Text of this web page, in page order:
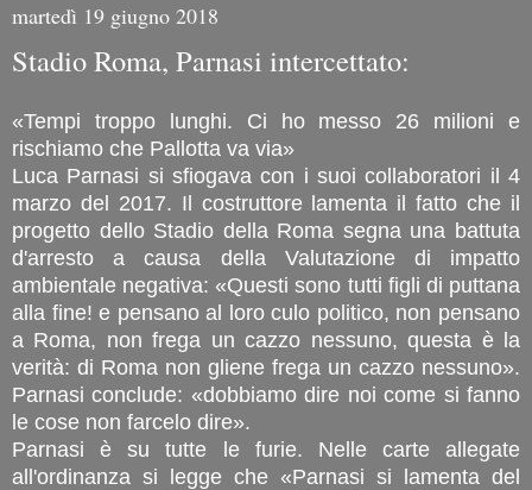
martedì 19 giugno 2018
Stadio Roma, Parnasi intercettato:
«Tempi troppo lunghi. Ci ho messo 26 milioni e
rischiamo che Pallotta va via»
Luca Parnasi si sfiogava con i suoi collaboratori il 4
marzo del 2017. Il costruttore lamenta il fatto che il
progetto dello Stadio della Roma segna una battuta
d'arresto a causa della Valutazione di impatto
ambientale negativa: «Questi sono tutti figli di puttana
alla fine! e pensano al loro culo politico, non pensano
a Roma, non frega un cazzo nessuno, questa è la
verità: di Roma non gliene frega un cazzo nessuno».
Parnasi conclude: «dobbiamo dire noi come si fanno
le cose non farcelo dire».
Parnasi è su tutte le furie. Nelle carte allegate
all'ordinanza si legge che «Parnasi si lamenta del